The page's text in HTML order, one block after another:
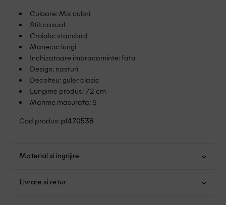
Culoare: Mix culori
Stil: casual
Croiala: standard
Maneca: lungi
Inchizatoare imbracaminte: fata
Design: nasturi
Decolteu: guler clasic
Lungime produs: 72 cm
Marime masurata: S
Cod produs: pl470538
Material si ingrijire
Livrare si retur